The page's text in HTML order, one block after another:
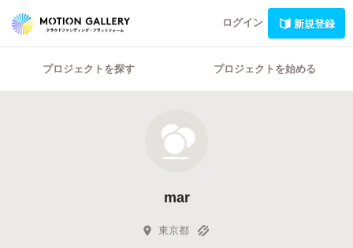
ログイン 新規登録
プロジェクトを探す プロジェクトを始める
mar
東京都